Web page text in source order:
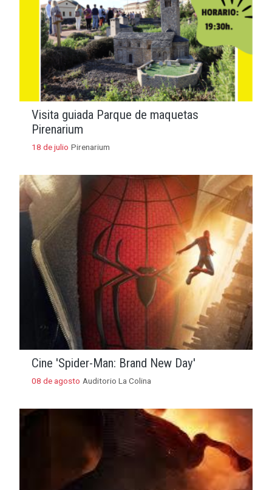
Visita guiada Parque de maquetas
Pirenarium
18 de julio Pirenarium
Cine 'Spider-Man: Brand New Day'
08 de agosto Auditorio La Colina